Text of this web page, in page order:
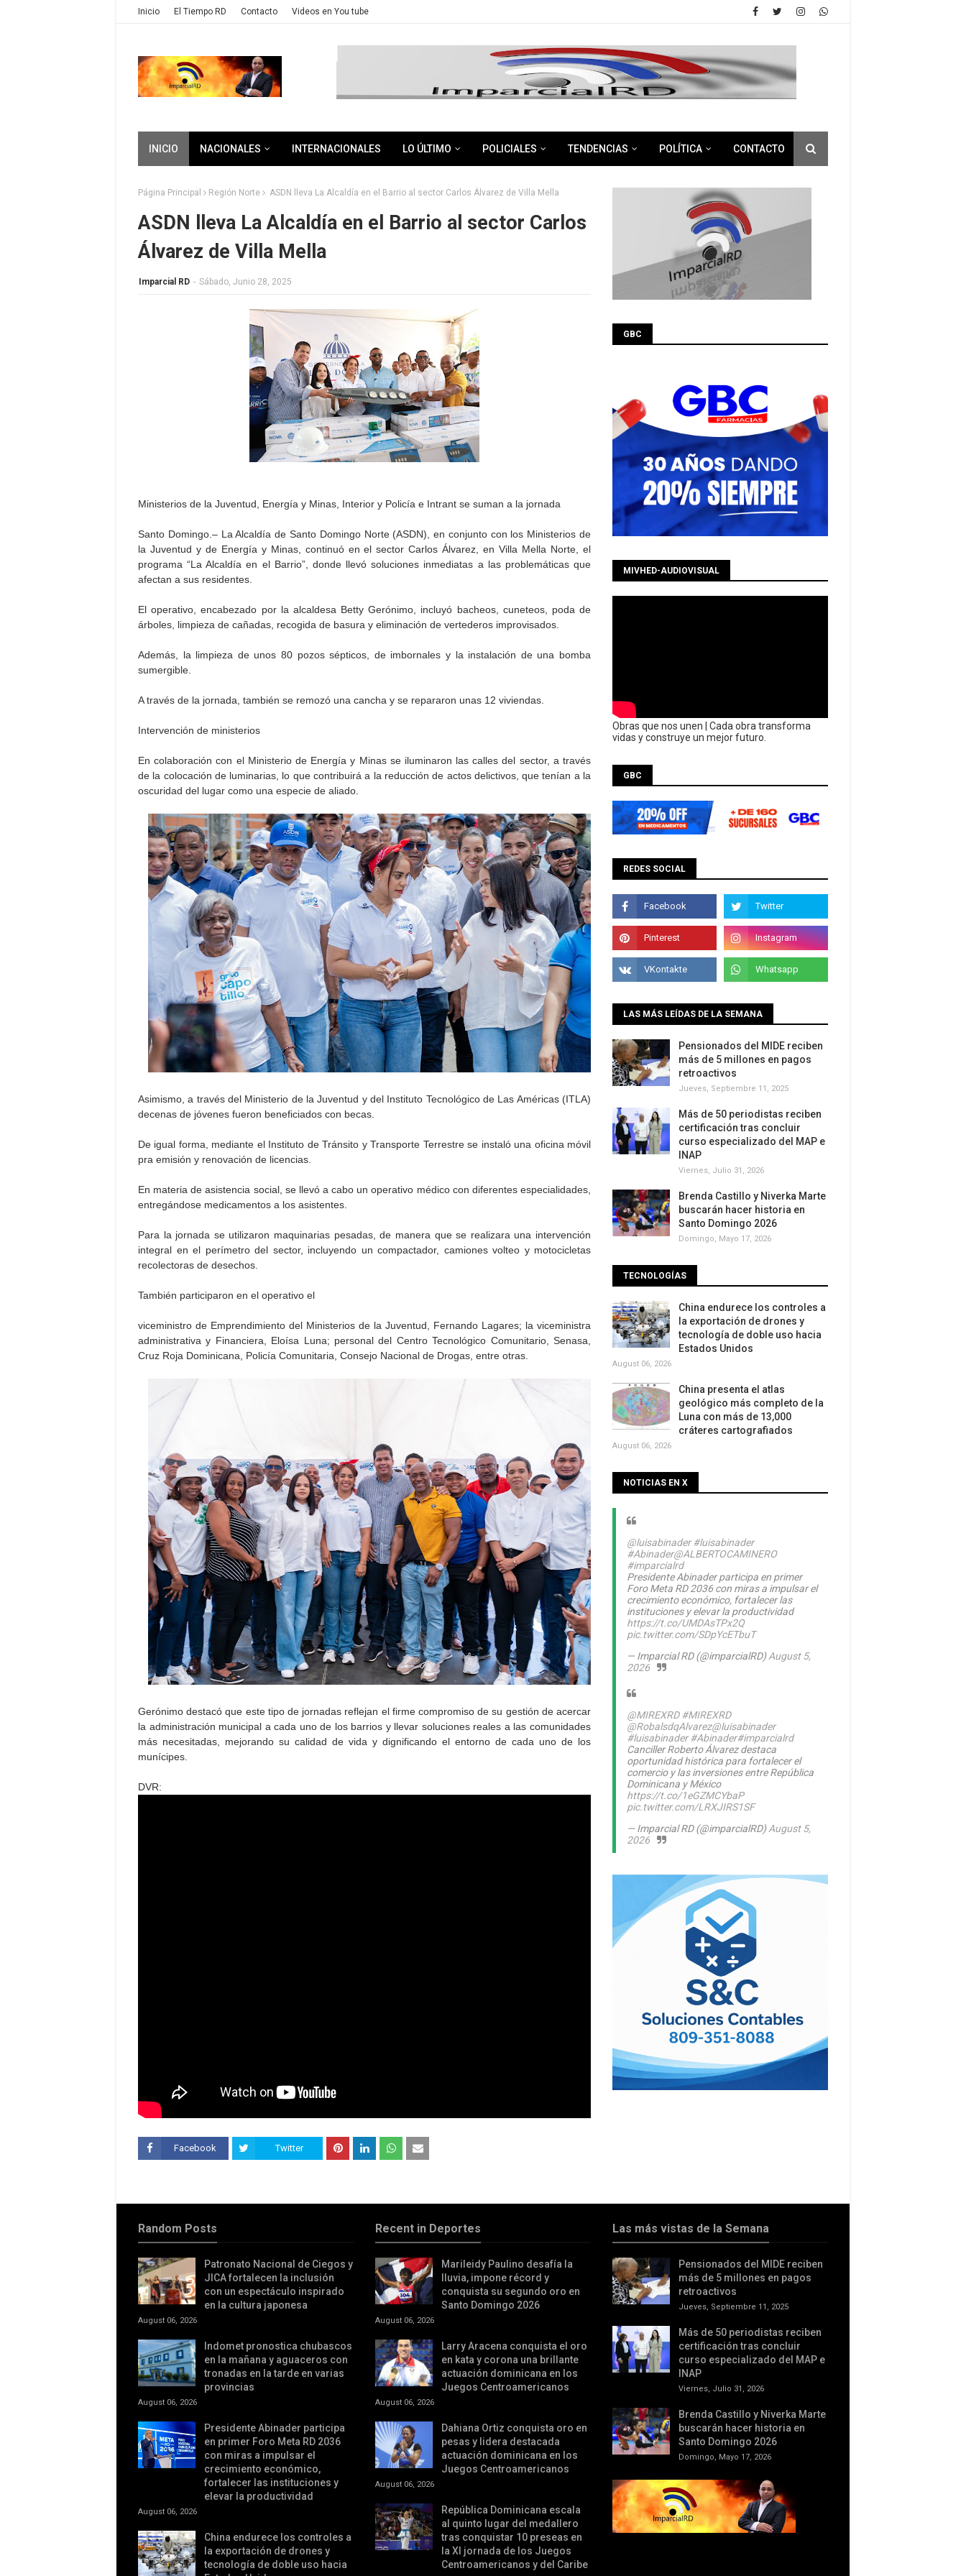
Inicio El Tiempo RD Contacto Videos en You tube
INICIO NACIONALES INTERNACIONALES LO ÚLTIMO POLICIALES TENDENCIAS POLÍTICA CONTACTO
Página Principal Región Norte ASDN lleva La Alcaldía en el Barrio al sector Carlos Álvarez de Villa Mella
ASDN lleva La Alcaldía en el Barrio al sector Carlos
Álvarez de Villa Mella
Imparcial RD - Sábado, Junio 28, 2025
Ministerios de la Juventud, Energía y Minas, Interior y Policía e Intrant se suman a la jornada
Santo Domingo.– La Alcaldía de Santo Domingo Norte (ASDN), en conjunto con los Ministerios de
la Juventud y de Energía y Minas, continuó en el sector Carlos Álvarez, en Villa Mella Norte, el
programa “La Alcaldía en el Barrio”, donde llevó soluciones inmediatas a las problemáticas que
afectan a sus residentes.
El operativo, encabezado por la alcaldesa Betty Gerónimo, incluyó bacheos, cuneteos, poda de
árboles, limpieza de cañadas, recogida de basura y eliminación de vertederos improvisados.
Además, la limpieza de unos 80 pozos sépticos, de imbornales y la instalación de una bomba
sumergible.
A través de la jornada, también se remozó una cancha y se repararon unas 12 viviendas.
Intervención de ministerios
En colaboración con el Ministerio de Energía y Minas se iluminaron las calles del sector, a través
de la colocación de luminarias, lo que contribuirá a la reducción de actos delictivos, que tenían a la
oscuridad del lugar como una especie de aliado.
Asimismo, a través del Ministerio de la Juventud y del Instituto Tecnológico de Las Américas (ITLA)
decenas de jóvenes fueron beneficiados con becas.
De igual forma, mediante el Instituto de Tránsito y Transporte Terrestre se instaló una oficina móvil
pra emisión y renovación de licencias.
En materia de asistencia social, se llevó a cabo un operativo médico con diferentes especialidades,
entregándose medicamentos a los asistentes.
Para la jornada se utilizaron maquinarias pesadas, de manera que se realizara una intervención
integral en el perímetro del sector, incluyendo un compactador, camiones volteo y motocicletas
recolectoras de desechos.
También participaron en el operativo el
viceministro de Emprendimiento del Ministerios de la Juventud, Fernando Lagares; la viceministra
administrativa y Financiera, Eloísa Luna; personal del Centro Tecnológico Comunitario, Senasa,
Cruz Roja Dominicana, Policía Comunitaria, Consejo Nacional de Drogas, entre otras.
Gerónimo destacó que este tipo de jornadas reflejan el firme compromiso de su gestión de acercar
la administración municipal a cada uno de los barrios y llevar soluciones reales a las comunidades
más necesitadas, mejorando su calidad de vida y dignificando el entorno de cada uno de los
munícipes.
DVR:
Facebook Twitter
GBC
MIVHED-AUDIOVISUAL
Obras que nos unen | Cada obra transforma
vidas y construye un mejor futuro.
GBC
REDES SOCIAL
LAS MÁS LEÍDAS DE LA SEMANA
Pensionados del MIDE reciben
más de 5 millones en pagos
retroactivos
Jueves, Septiembre 11, 2025
Más de 50 periodistas reciben
certificación tras concluir
curso especializado del MAP e
INAP
Viernes, Julio 31, 2026
Brenda Castillo y Niverka Marte
buscarán hacer historia en
Santo Domingo 2026
Domingo, Mayo 17, 2026
TECNOLOGÍAS
China endurece los controles a
la exportación de drones y
tecnología de doble uso hacia
Estados Unidos
August 06, 2026
China presenta el atlas
geológico más completo de la
Luna con más de 13,000
cráteres cartografiados
August 06, 2026
NOTICIAS EN X
@luisabinader #luisabinader
#Abinader@ALBERTOCAMINERO
#imparcialrd
Presidente Abinader participa en primer
Foro Meta RD 2036 con miras a impulsar el
crecimiento económico, fortalecer las
instituciones y elevar la productividad
https://t.co/UMDAsTPx2Q
pic.twitter.com/SDpYcETbuT
— Imparcial RD (@imparcialRD)August 5,
2026
@MIREXRD #MIREXRD
@RobalsdqAlvarez@luisabinader
#luisabinader #Abinader#imparcialrd
Canciller Roberto Álvarez destaca
oportunidad histórica para fortalecer el
comercio y las inversiones entre República
Dominicana y México
https://t.co/1eGZMCYbaP
pic.twitter.com/LRXJIRS1SF
— Imparcial RD (@imparcialRD)August 5,
2026
Random Posts
Patronato Nacional de Ciegos y
JICA fortalecen la inclusión
con un espectáculo inspirado
en la cultura japonesa
August 06, 2026
Indomet pronostica chubascos
en la mañana y aguaceros con
tronadas en la tarde en varias
provincias
August 06, 2026
Presidente Abinader participa
en primer Foro Meta RD 2036
con miras a impulsar el
crecimiento económico,
fortalecer las instituciones y
elevar la productividad
August 06, 2026
China endurece los controles a
la exportación de drones y
tecnología de doble uso hacia
Recent in Deportes
Marileidy Paulino desafía la
lluvia, impone récord y
conquista su segundo oro en
Santo Domingo 2026
August 06, 2026
Larry Aracena conquista el oro
en kata y corona una brillante
actuación dominicana en los
Juegos Centroamericanos
August 06, 2026
Dahiana Ortiz conquista oro en
pesas y lidera destacada
actuación dominicana en los
Juegos Centroamericanos
August 06, 2026
República Dominicana escala
al quinto lugar del medallero
tras conquistar 10 preseas en
la XI jornada de los Juegos
Centroamericanos y del Caribe
Las más vistas de la Semana
Pensionados del MIDE reciben
más de 5 millones en pagos
retroactivos
Jueves, Septiembre 11, 2025
Más de 50 periodistas reciben
certificación tras concluir
curso especializado del MAP e
INAP
Viernes, Julio 31, 2026
Brenda Castillo y Niverka Marte
buscarán hacer historia en
Santo Domingo 2026
Domingo, Mayo 17, 2026